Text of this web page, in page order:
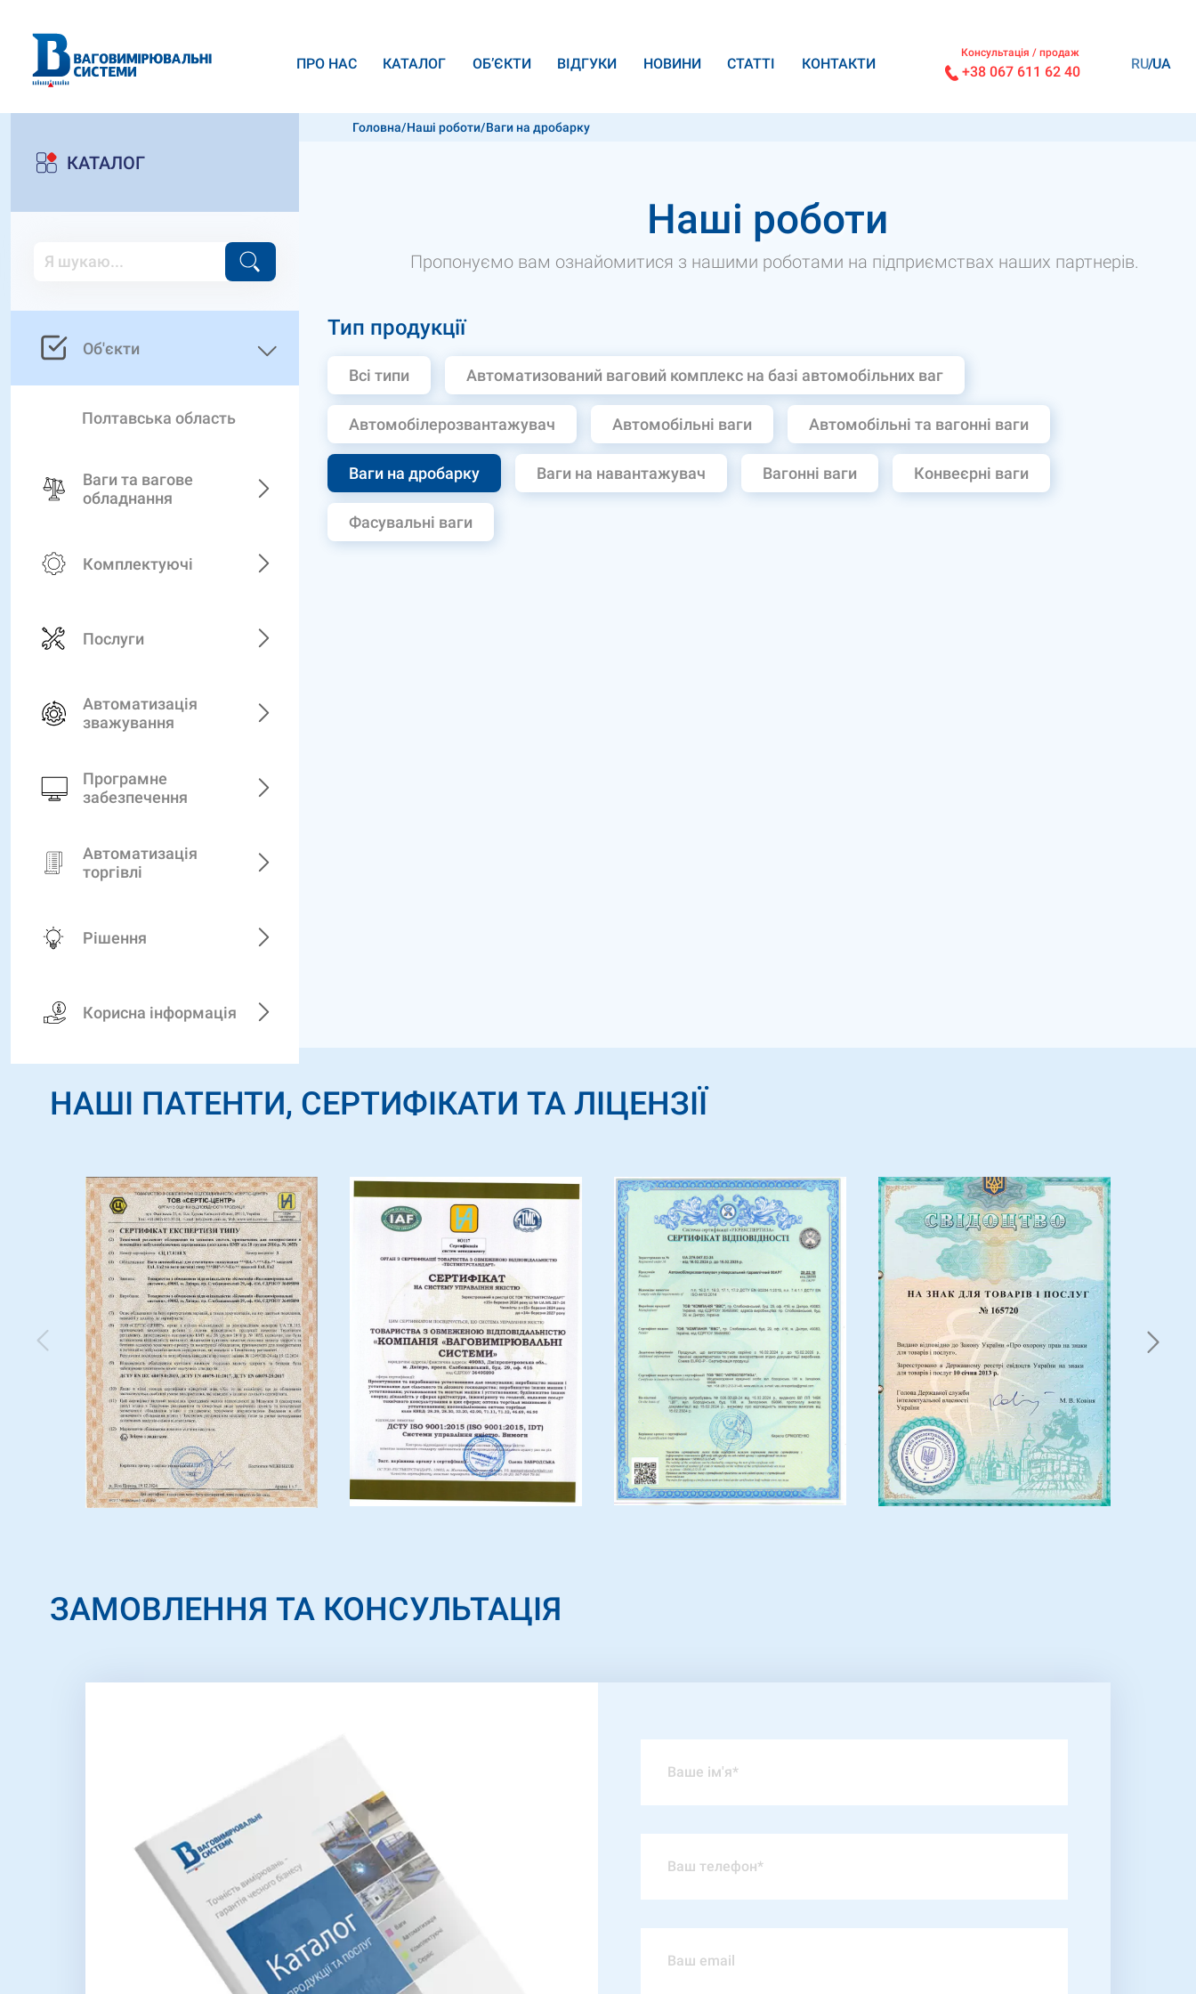
ПРО НАС КАТАЛОГ ОБ’ЄКТИ ВІДГУКИ НОВИНИ СТАТТІ КОНТАКТИ
Консультація / продаж
+38 067 611 62 40 RU UA
КАТАЛОГ
Об'єкти
Полтавська область
Ваги та вагове
обладнання
Комплектуючі
Послуги
Автоматизація
зважування
Програмне
забезпечення
Автоматизація
торгівлі
Рішення
Корисна інформація
Головна/Наші роботи/Ваги на дробарку
Наші роботи
Пропонуємо вам ознайомитися з нашими роботами на підприємствах наших партнерів.
Тип продукції
Всі типи Автоматизований ваговий комплекс на базі автомобільних ваг
Автомобілерозвантажувач Автомобільні ваги Автомобільні та вагонні ваги
Ваги на дробарку Ваги на навантажувач Вагонні ваги Конвеєрні ваги
Фасувальні ваги
НАШІ ПАТЕНТИ, СЕРТИФІКАТИ ТА ЛІЦЕНЗІЇ
ЗАМОВЛЕННЯ ТА КОНСУЛЬТАЦІЯ